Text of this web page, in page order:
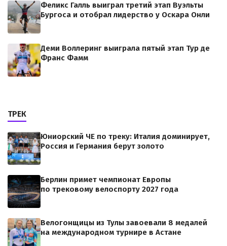
Феликс Галль выиграл третий этап Вуэльты
Бургоса и отобрал лидерство у Оскара Онли
Деми Воллеринг выиграла пятый этап Тур де
Франс Фамм
ТРЕК
Юниорский ЧЕ по треку: Италия доминирует,
Россия и Германия берут золото
Берлин примет чемпионат Европы
по трековому велоспорту 2027 года
Велогонщицы из Тулы завоевали 8 медалей
на международном турнире в Астане